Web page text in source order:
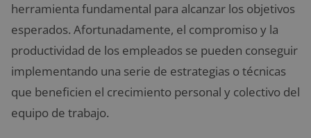
herramienta fundamental para alcanzar los objetivos
esperados. Afortunadamente, el compromiso y la
productividad de los empleados se pueden conseguir
implementando una serie de estrategias o técnicas
que beneficien el crecimiento personal y colectivo del
equipo de trabajo.